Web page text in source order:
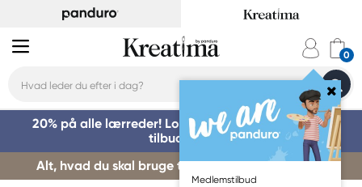
Medlemstilbud
20% på alle lærreder! Log på for at benytte dig af
tilbuddet »
Alt, hvad du skal bruge til kursusstart – køb her »